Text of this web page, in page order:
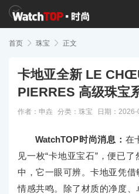
首页  珠宝  正文
卡地亚全新 LE
PIERRES 高级珠宝
作者：申垚 分类： 珠宝 日期：
WatchTOP时尚消息： 在
见一枚“卡地亚宝石”，便已
中，它一眼可辨。卡地亚凭
情感共鸣。除了材质的净度